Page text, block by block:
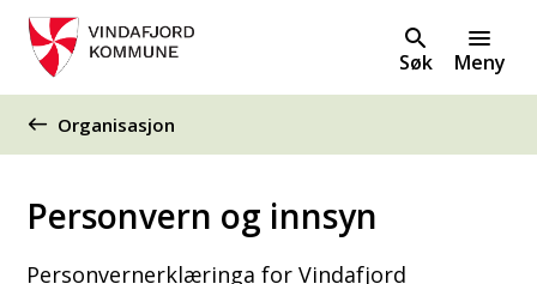
Søk Meny
Du er her:
Organisasjon
Personvern og innsyn
Personvernerklæringa for Vindafjord